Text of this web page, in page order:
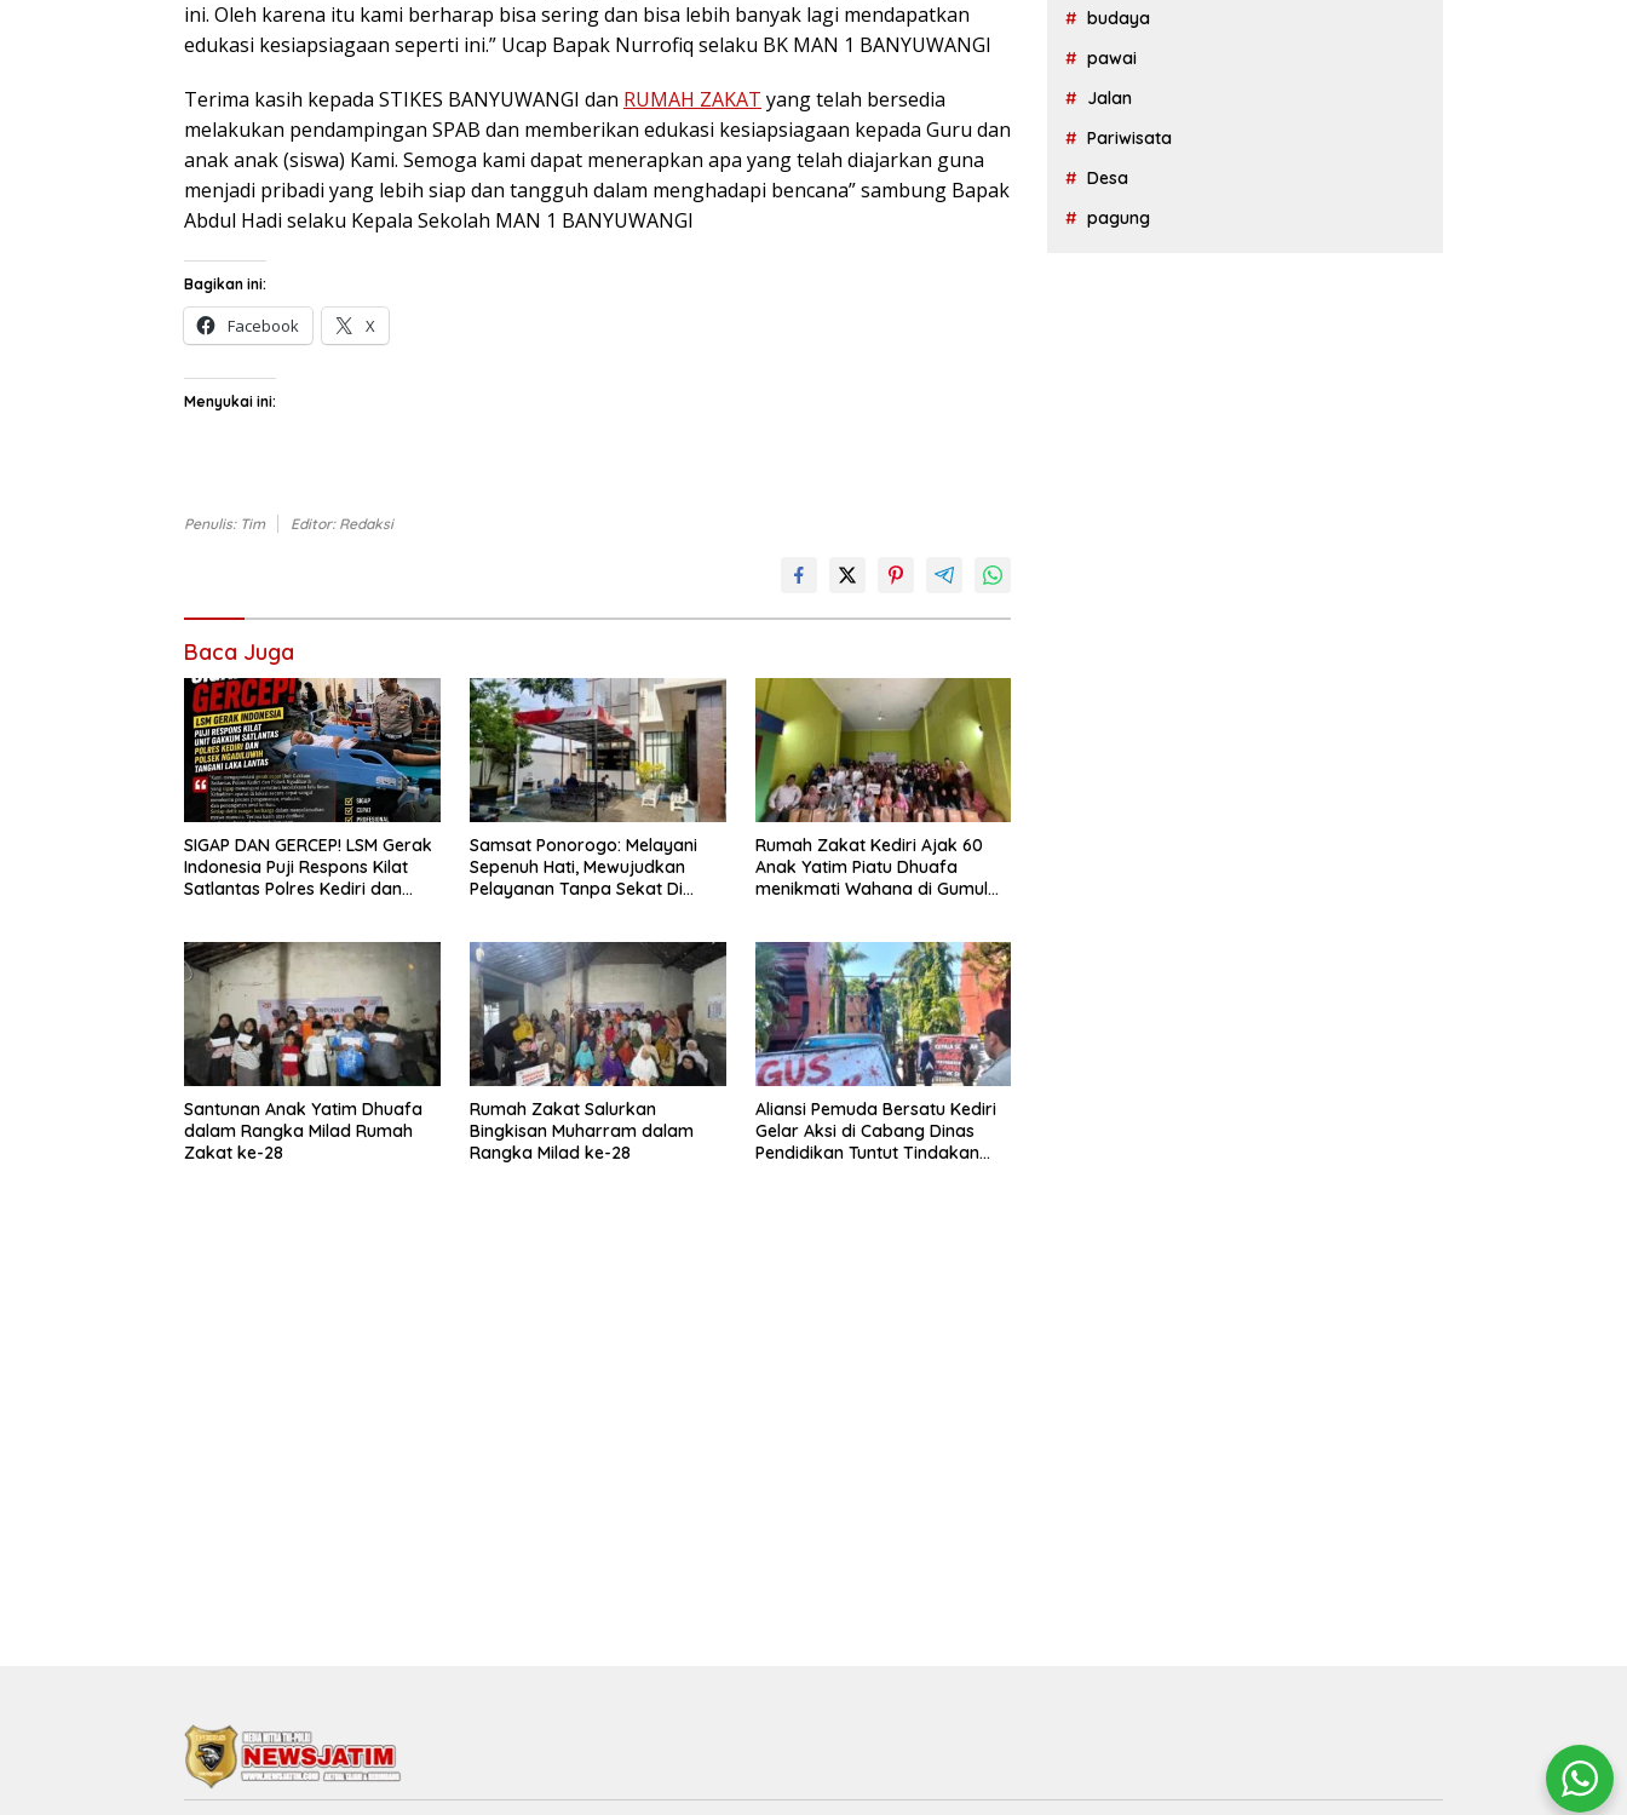
ini. Oleh karena itu kami berharap bisa sering dan bisa lebih banyak lagi mendapatkan
edukasi kesiapsiagaan seperti ini.” Ucap Bapak Nurrofiq selaku BK MAN 1 BANYUWANGI
Terima kasih kepada STIKES BANYUWANGI dan RUMAH ZAKAT yang telah bersedia
melakukan pendampingan SPAB dan memberikan edukasi kesiapsiagaan kepada Guru dan
anak anak (siswa) Kami. Semoga kami dapat menerapkan apa yang telah diajarkan guna
menjadi pribadi yang lebih siap dan tangguh dalam menghadapi bencana” sambung Bapak
Abdul Hadi selaku Kepala Sekolah MAN 1 BANYUWANGI
Bagikan ini:
Facebook X
Menyukai ini:
Penulis: Tim Editor: Redaksi
Baca Juga
SIGAP DAN GERCEP! LSM Gerak
Indonesia Puji Respons Kilat
Satlantas Polres Kediri dan
Samsat Ponorogo: Melayani
Sepenuh Hati, Mewujudkan
Pelayanan Tanpa Sekat Di
Rumah Zakat Kediri Ajak 60
Anak Yatim Piatu Dhuafa
menikmati Wahana di Gumul
Santunan Anak Yatim Dhuafa
dalam Rangka Milad Rumah
Zakat ke-28
Rumah Zakat Salurkan
Bingkisan Muharram dalam
Rangka Milad ke-28
Aliansi Pemuda Bersatu Kediri
Gelar Aksi di Cabang Dinas
Pendidikan Tuntut Tindakan
budaya
pawai
Jalan
Pariwisata
Desa
pagung